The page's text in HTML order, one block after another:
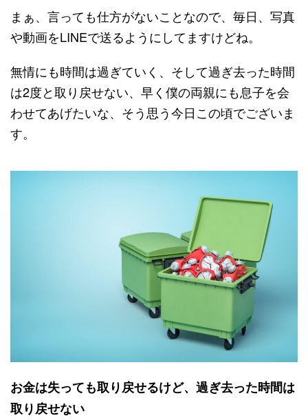
まぁ、言っても仕方がないことなので、毎日、写真
や動画をLINEで送るようにしてますけどね。
無情にも時間は過ぎていく、そして過ぎ去った時間
は2度と取り戻せない、早く僕の両親にも息子を会
わせてあげたいな、そう思う今日この頃でございま
す。
お金は失っても取り戻せるけど、過ぎ去った時間は
取り戻せない